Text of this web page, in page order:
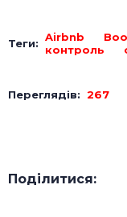
Теги: Airbnb
контроль
Переглядів: 267
Поділитися: